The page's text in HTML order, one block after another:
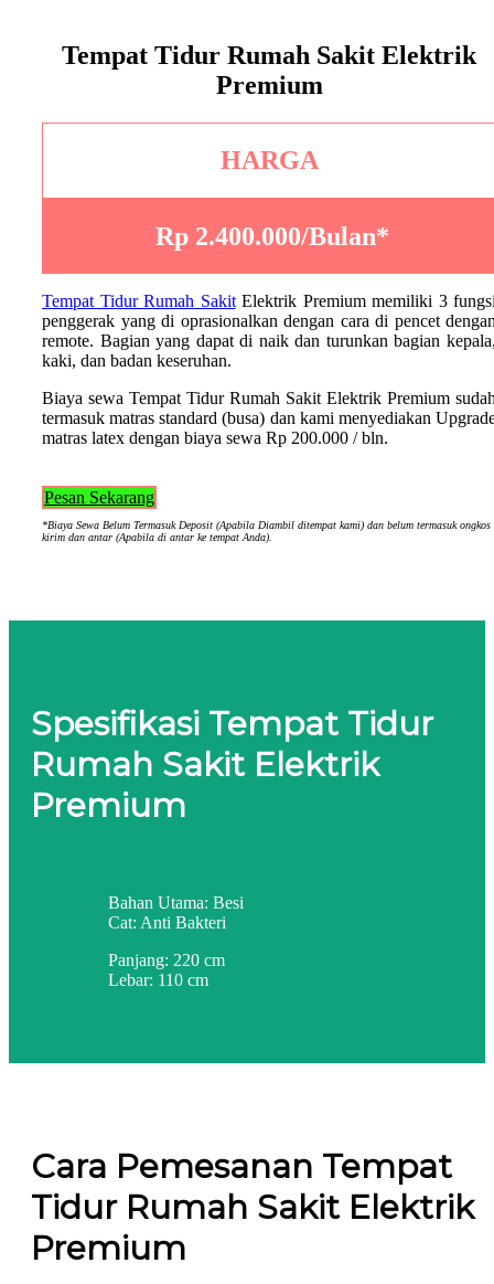
Tempat Tidur Rumah Sakit Elektrik
Premium
HARGA
Rp 2.400.000/Bulan*
Tempat Tidur Rumah SakitElektrik Premium memiliki 3
penggerak yang di oprasionalkan dengan cara di pencet
remote. Bagian yang dapat di naik dan turunkan bagian
kaki, dan badan keseruhan.
Biaya sewa Tempat Tidur Rumah Sakit Elektrik Premium
termasuk matras standard (busa) dan kami menyediakan
matras latex dengan biaya sewa Rp 200.000 / bln.
Pesan Sekarang
*Biaya Sewa Belum Termasuk Deposit (Apabila Diambil ditempat kami) dan belum termasuk ongkos
kirim dan antar (Apabila di antar ke tempat Anda).
Spesifikasi Tempat Tidur
Rumah Sakit Elektrik
Premium
Bahan Utama: Besi
Cat: Anti Bakteri
Panjang: 220 cm
Lebar: 110 cm
Cara Pemesanan Tempat
Tidur Rumah Sakit Elektrik
Premium